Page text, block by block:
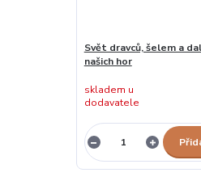
Svět dravců, šelem a
našich hor
skladem u
dodavatele